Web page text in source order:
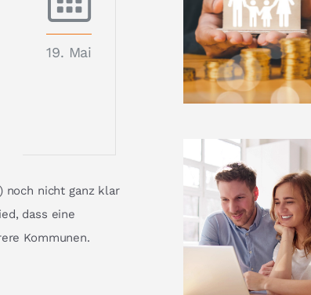
19. Mai
noch nicht ganz klar
dass eine
Kommunen.